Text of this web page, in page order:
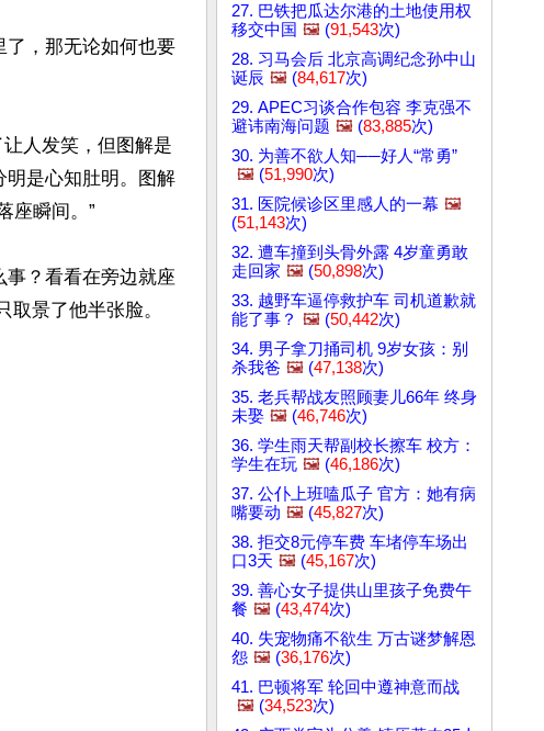
了，那无论如何也要
人发笑，但图解是
明是心知肚明。图解
座瞬间。”
事？看看在旁边就座
27. 巴铁把瓜达尔港的土地使用权
移交中国 🖼️ (91,543次)
28. 习马会后 北京高调纪念孙中山
诞辰 🖼️ (84,617次)
29. APEC习谈合作包容 李克强不
避讳南海问题 🖼️ (83,885次)
30. 为善不欲人知──好人“常勇”
🖼️ (51,990次)
31. 医院候诊区里感人的一幕 🖼️
(51,143次)
32. 遭车撞到头骨外露 4岁童勇敢
走回家 🖼️ (50,898次)
33. 越野车逼停救护车 司机道歉就
能了事？ 🖼️ (50,442次)
34. 男子拿刀捅司机 9岁女孩：别
杀我爸 🖼️ (47,138次)
35. 老兵帮战友照顾妻儿66年 终身
未娶 🖼️ (46,746次)
36. 学生雨天帮副校长擦车 校方：
学生在玩 🖼️ (46,186次)
37. 公仆上班嗑瓜子 官方：她有病
嘴要动 🖼️ (45,827次)
38. 拒交8元停车费 车堵停车场出
口3天 🖼️ (45,167次)
39. 善心女子提供山里孩子免费午
餐 🖼️ (43,474次)
40. 失宠物痛不欲生 万古谜梦解恩
怨 🖼️ (36,176次)
41. 巴顿将军 轮回中遵神意而战
🖼️ (34,523次)